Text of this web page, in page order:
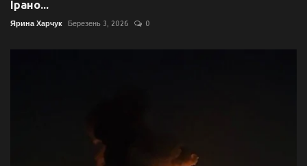
Ірано...
Ярина Харчук Березень 3, 2026 0